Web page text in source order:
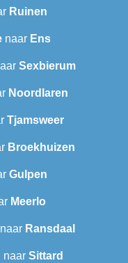
Ruinen
naar Ens
Sexbierum‎
Noordlaren
Tjamsweer
Broekhuizen
Gulpen
Meerlo
naar Ransdaal
naar Sittard